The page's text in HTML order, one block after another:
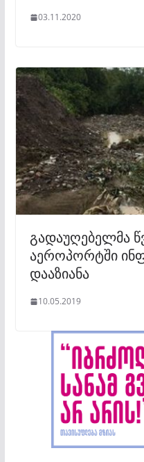
03.11.2020
გადაუღებელმა
აეროპორტში
დააზიანა
10.05.2019